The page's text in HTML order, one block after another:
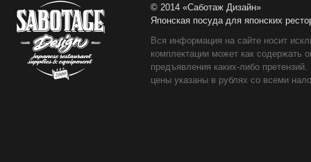
© 2014 «Саботаж Дизайн»
Японская посуда для японских
Вся информация на сайте носит
комплектации может как содержать
предъявления каких-либо
цены указаны в рублях со всеми